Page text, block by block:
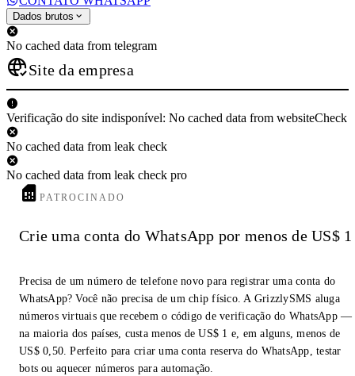
Dados brutos
No cached data from telegram
Site da empresa
Verificação do site indisponível: No cached data from websiteCheck
No cached data from leak check
No cached data from leak check pro
PATROCINADO
Crie uma conta do WhatsApp por menos de US$ 1
Precisa de um número de telefone novo para registrar uma conta do
WhatsApp? Você não precisa de um chip físico. A GrizzlySMS aluga
números virtuais que recebem o código de verificação do WhatsApp —
na maioria dos países, custa menos de US$ 1 e, em alguns, menos de
US$ 0,50. Perfeito para criar uma conta reserva do WhatsApp, testar
bots ou aquecer números para automação.